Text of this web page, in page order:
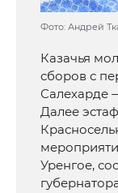
Фото: Андрей
Казачья
сборов с
Салехарде
Далее
Уренгое,